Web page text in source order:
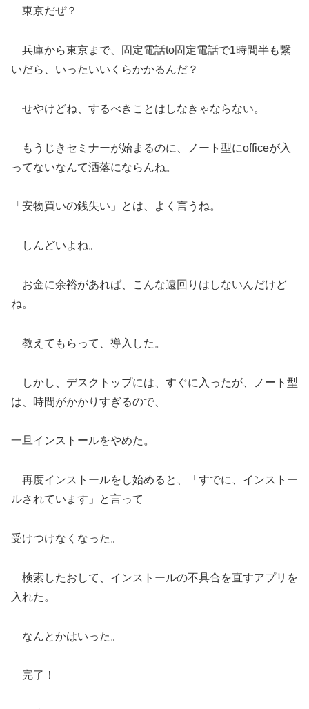
東京だぜ？
兵庫から東京まで、固定電話to固定電話で1時間半も繋
いだら、いったいいくらかかるんだ？
せやけどね、するべきことはしなきゃならない。
もうじきセミナーが始まるのに、ノート型にofficeが入
ってないなんて洒落にならんね。
「安物買いの銭失い」とは、よく言うね。
しんどいよね。
お金に余裕があれば、こんな遠回りはしないんだけど
ね。
教えてもらって、導入した。
しかし、デスクトップには、すぐに入ったが、ノート型
は、時間がかかりすぎるので、
一旦インストールをやめた。
再度インストールをし始めると、「すでに、インストー
ルされています」と言って
受けつけなくなった。
検索したおして、インストールの不具合を直すアプリを
入れた。
なんとかはいった。
完了！